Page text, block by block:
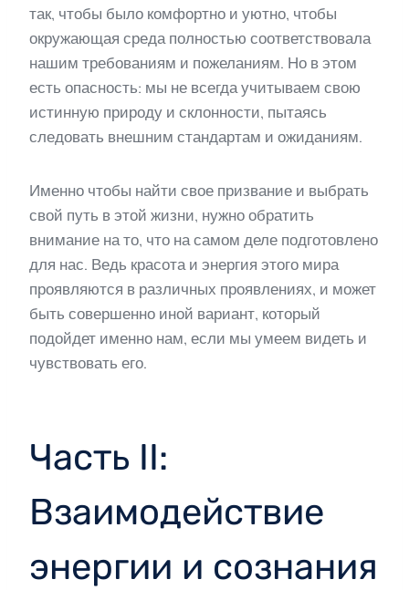
так, чтобы было комфортно и уютно, чтобы
окружающая среда полностью соответствовала
нашим требованиям и пожеланиям. Но в этом
есть опасность: мы не всегда учитываем свою
истинную природу и склонности, пытаясь
следовать внешним стандартам и ожиданиям.
Именно чтобы найти свое призвание и выбрать
свой путь в этой жизни, нужно обратить
внимание на то, что на самом деле подготовлено
для нас. Ведь красота и энергия этого мира
проявляются в различных проявлениях, и может
быть совершенно иной вариант, который
подойдет именно нам, если мы умеем видеть и
чувствовать его.
Часть II:
Взаимодействие
энергии и сознания